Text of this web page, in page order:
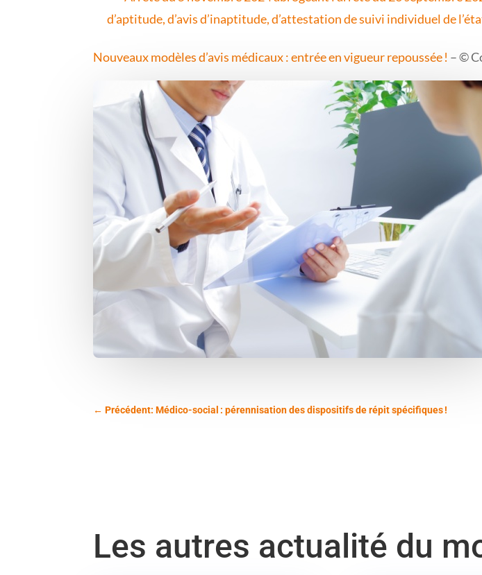
d’aptitude, d’avis d’inaptitude, d’attestation de suivi individuel de
Nouveaux modèles d’avis médicaux : entrée en vigueur repoussée ! – ©
←Précédent: Médico-social : pérennisation des dispositifs de répit spécifiques !
Les autres actualité du